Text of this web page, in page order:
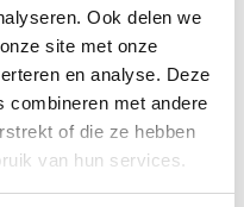
Ook delen we
site met onze
en analyse. Deze
combineren met andere
of die ze hebben
van hun services.
en Duitsland.